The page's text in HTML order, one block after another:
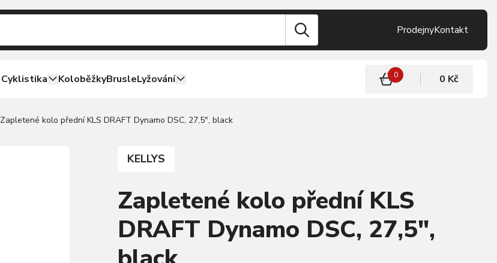
ProdejnyKontakt
Cyklistika KoloběžkyBrusleLyžování 0 0 Kč
Zapletené kolo přední KLS DRAFT Dynamo DSC, 27,5", black
KELLYS
Zapletené kolo přední KLS
DRAFT Dynamo DSC, 27,5",